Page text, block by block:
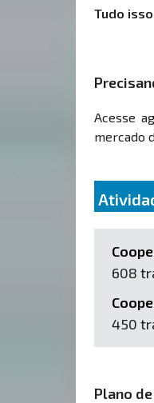
Tudo
Acesse
mercado
608
450
Plano